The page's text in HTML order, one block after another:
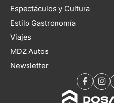
Espectáculos y Cultura
Estilo Gastronomía
Viajes
MDZ Autos
Newsletter